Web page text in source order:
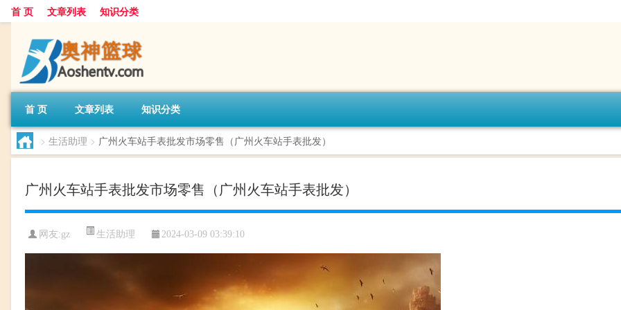
首 页 文章列表 知识分类
首 页 文章列表 知识分类
> 生活助理 > 广州火车站手表批发市场零售（广州火车站手表批发）
广州火车站手表批发市场零售（广州火车站手表批发）
网友:gz 生活助理 2024-03-09 03:39:10